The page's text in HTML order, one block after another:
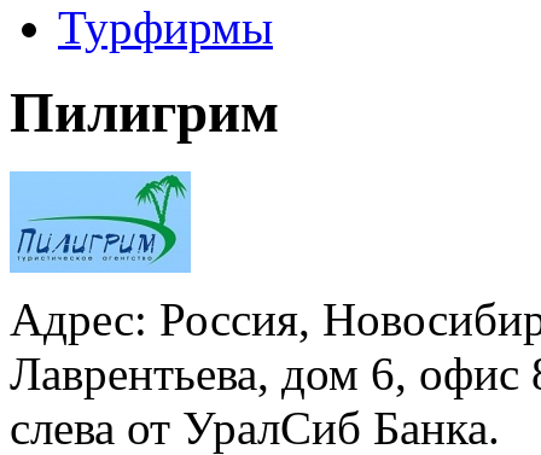
Турфирмы
Пилигрим
Адрес: Россия,
Лаврентьева, дом 6,
слева от УралСиб Банка.